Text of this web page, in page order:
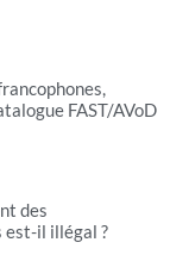
FAST/AVoD
des
est-il illégal ?